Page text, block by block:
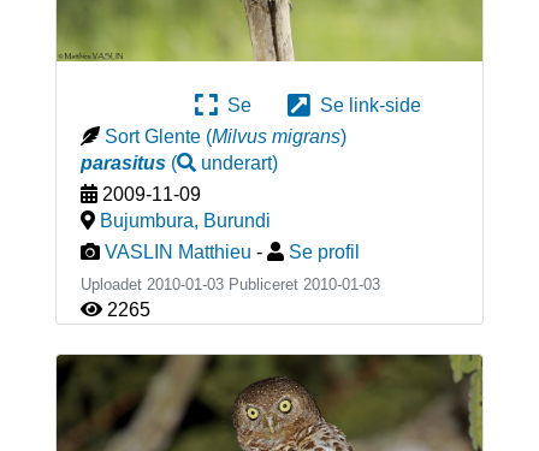
Se
Se link-side
Sort Glente (Milvus migrans)
parasitus( underart)
2009-11-09
Bujumbura, Burundi
VASLIN Matthieu - Se profil
Uploadet 2010-01-03 Publiceret 2010-01-03
2265